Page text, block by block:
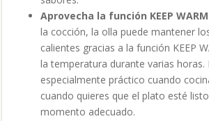
Aprovecha la función KEEP
la cocción, la olla puede mantener
calientes gracias a la función KEEP
la temperatura durante varias horas.
especialmente práctico cuando
cuando quieres que el plato esté
momento adecuado.